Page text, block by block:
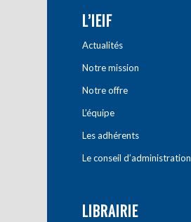
L’IEIF
Actualités
Notre mission
Notre offre
L’équipe
Les adhérents
Le conseil d’administration
LIBRAIRIE